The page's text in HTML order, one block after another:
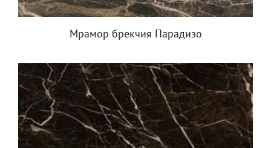
Мрамор брекчия Парадизо